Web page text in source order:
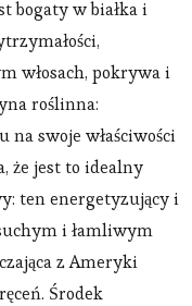
bogaty w białka i
włosach, pokrywa i
roślinna:
swoje właściwości
że jest to idealny
ten energetyzujący i
i łamliwym
z Ameryki
Środek